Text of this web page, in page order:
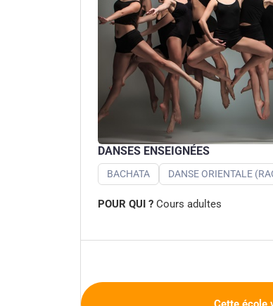
DANSES ENSEIGNÉES
BACHATA DANSE ORIENTALE
POUR QUI ? Cours adultes